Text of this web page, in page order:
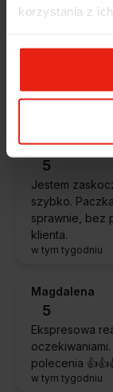
korzystania z ich
5
Polecam
Zostałem
Alicja
5
Jestem
szybko.
sprawnie, bez
klienta.
w tym tygodniu
Magdalena
5
Ekspresowa
polecenia
w tym tygodniu